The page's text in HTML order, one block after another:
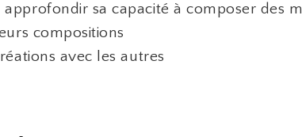
sa capacité à composer des
compositions
avec les autres